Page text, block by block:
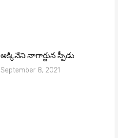
అక్కినేని నాగార్జున స్పీడు
September 8, 2021